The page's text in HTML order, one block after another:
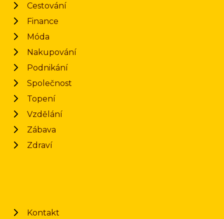
Cestování
Finance
Móda
Nakupování
Podnikání
Společnost
Topení
Vzdělání
Zábava
Zdraví
Kontakt